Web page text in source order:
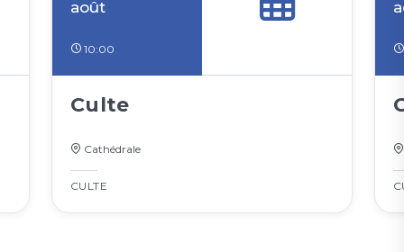
août
10:00
Culte
Cathédrale
CULTE